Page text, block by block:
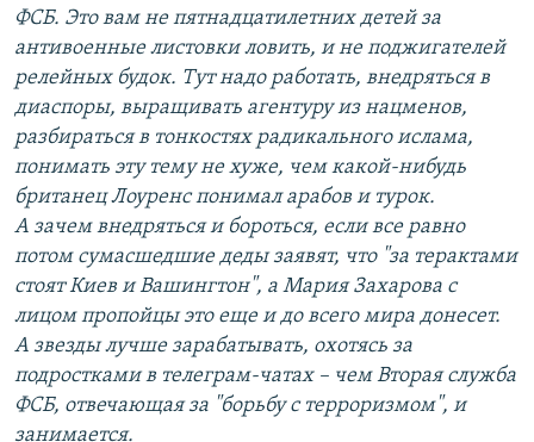
ФСБ. Это вам не пятнадцатилетних детей за
антивоенные листовки ловить, и не поджигателей
релейных будок. Тут надо работать, внедряться в
диаспоры, выращивать агентуру из нацменов,
разбираться в тонкостях радикального ислама,
понимать эту тему не хуже, чем какой-нибудь
британец Лоуренс понимал арабов и турок.
А зачем внедряться и бороться, если все равно
потом сумасшедшие деды заявят, что "за терактами
стоят Киев и Вашингтон", а Мария Захарова с
лицом пропойцы это еще и до всего мира донесет.
А звезды лучше зарабатывать, охотясь за
подростками в телеграм-чатах – чем Вторая служба
ФСБ, отвечающая за "борьбу с терроризмом", и
занимается.